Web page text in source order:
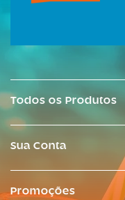
Todos os Produtos
Sua Conta
Promoções